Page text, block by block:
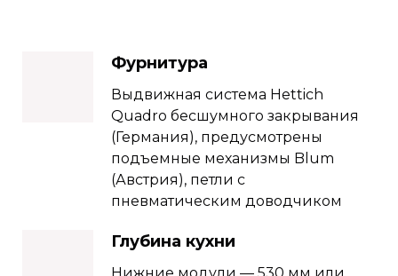
Фурнитура
Выдвижная система Hettich
Quadro бесшумного закрывания
(Германия), предусмотрены
подъемные механизмы Blum
(Австрия), петли с
пневматическим доводчиком
Глубина кухни
Нижние модули — 530 мм или